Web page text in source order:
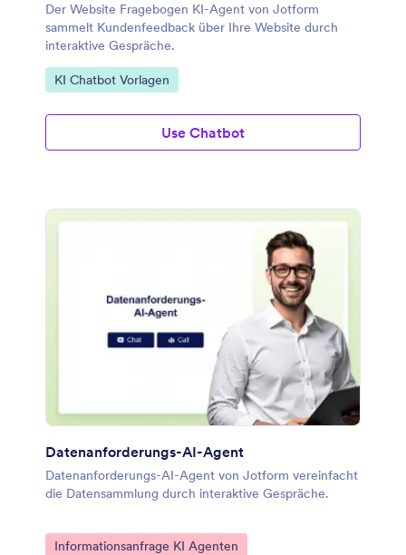
Der Website Fragebogen KI-Agent von Jotform
sammelt Kundenfeedback über Ihre Website durch
interaktive Gespräche.
Zur Kategorie:
KI Chatbot Vorlagen
Use Chatbot
Datenanforderungs-AI-Agent
Datenanforderungs-AI-Agent von Jotform vereinfacht
die Datensammlung durch interaktive Gespräche.
Zur Kategorie:
Informationsanfrage KI Agenten